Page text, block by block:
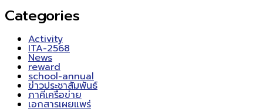
Categories
Activity
ITA-2568
News
reward
school-annual
ข่าวประชาสัมพันธ์
ภาคีเครือข่าย
เอกสารเผยแพร่